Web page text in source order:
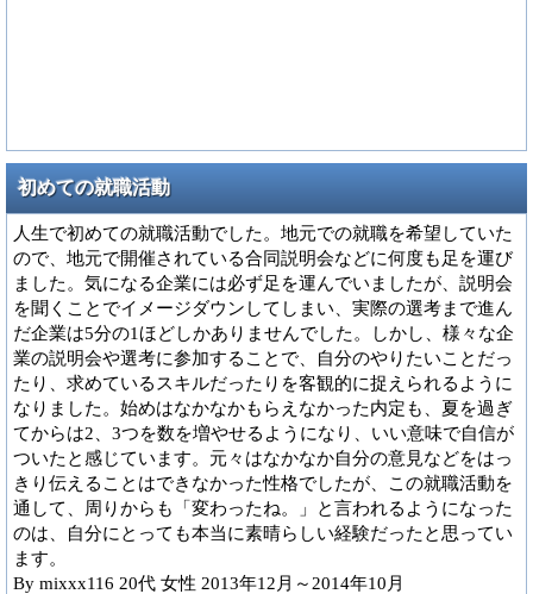
初めての就職活動
人生で初めての就職活動でした。地元での就職を希望していた
ので、地元で開催されている合同説明会などに何度も足を運び
ました。気になる企業には必ず足を運んでいましたが、説明会
を聞くことでイメージダウンしてしまい、実際の選考まで進ん
だ企業は5分の1ほどしかありませんでした。しかし、様々な企
業の説明会や選考に参加することで、自分のやりたいことだっ
たり、求めているスキルだったりを客観的に捉えられるように
なりました。始めはなかなかもらえなかった内定も、夏を過ぎ
てからは2、3つを数を増やせるようになり、いい意味で自信が
ついたと感じています。元々はなかなか自分の意見などをはっ
きり伝えることはできなかった性格でしたが、この就職活動を
通して、周りからも「変わったね。」と言われるようになった
のは、自分にとっても本当に素晴らしい経験だったと思ってい
ます。
By mixxx116 20代 女性 2013年12月～2014年10月